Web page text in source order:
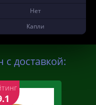
Нет
Капли
доставкой: